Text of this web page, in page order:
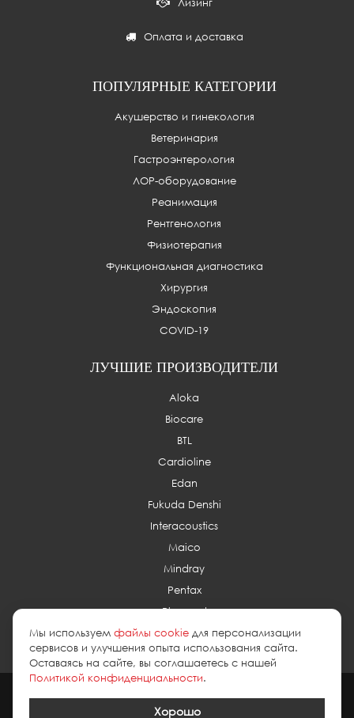
Оплата и доставка
ПОПУЛЯРНЫЕ КАТЕГОРИИ
Акушерство и гинекология
Ветеринария
Гастроэнтерология
ЛОР-оборудование
Реанимация
Рентгенология
Физиотерапия
Функциональная диагностика
Хирургия
Эндоскопия
COVID-19
ЛУЧШИЕ ПРОИЗВОДИТЕЛИ
Aloka
Biocare
BTL
Cardioline
Edan
Fukuda Denshi
Interacoustics
Maico
Mindray
Pentax
Planmed
данных
Мы используем файлы cookie для персонализации
сервисов и улучшения опыта использования сайта.
Оставаясь на сайте, вы соглашаетесь с нашей
Политикой конфиденциальности.
Хорошо